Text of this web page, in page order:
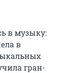
в музыку:
в
гран-